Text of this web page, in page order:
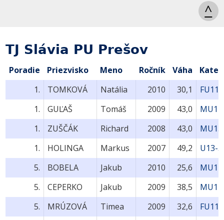
^
TJ Slávia PU Prešov
Poradie Priezvisko Meno Ročník Váha
1.
TOMKOVÁ Natália 2010 30,1
1.
GUĽAŠ Tomáš 2009 43,0
1.
ZUŠČÁK Richard 2008 43,0
1.
HOLINGA Markus 2007 49,2
U13-
5.
BOBELA Jakub 2010 25,6
5.
CEPERKO Jakub 2009 38,5
5.
MRÚZOVÁ Timea 2009 32,6